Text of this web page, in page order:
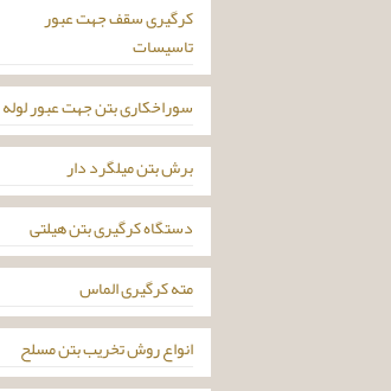
کرگیری سقف جهت عبور
تاسیسات
سوراخکاری بتن جهت عبور لوله
برش بتن میلگرد دار
دستگاه کرگیری بتن هیلتی
مته کرگیری الماس
انواع روش تخریب بتن مسلح